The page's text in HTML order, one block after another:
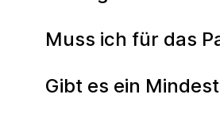
Muss ich für das
Gibt es ein